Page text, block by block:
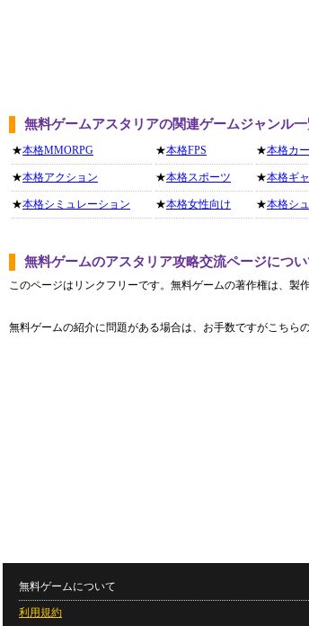
無料ゲームアスタリアの関連ゲームジャンル
★本格MMORPG
★本格アクション
★本格シミュレーション
★本格FPS
★本格スポーツ
★本格女性向け
★本格カ
★本格ギ
★本格シ
無料ゲームのアスタリア攻略交流ページについ
このページはリンクフリーです。無料ゲームの著作権は、製
無料ゲームの紹介に問題がある場合は、お手数ですがこちら
無料ゲームについて
利用規約